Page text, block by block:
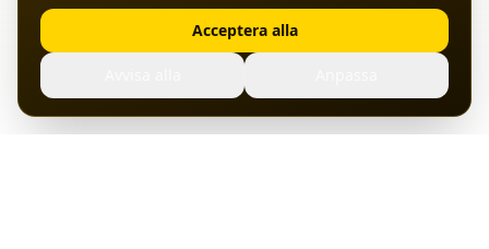
Acceptera alla